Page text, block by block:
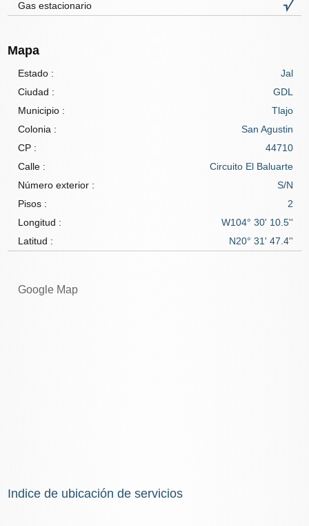
Gas estacionario
Mapa
Estado :
Jal
Ciudad :
GDL
Municipio :
Tlajo
Colonia :
San Agustin
CP :
44710
Calle :
Circuito El Baluarte
Número exterior :
S/N
Pisos :
2
Longitud :
W104° 30' 10.5''
Latitud :
N20° 31' 47.4''
Google Map
Indice de ubicación de servicios